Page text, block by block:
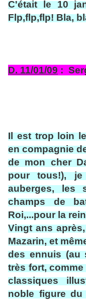
C'était le 10
Flp,flp,flp! Bla,
D. 11/01/09 :
Il est trop loin
en compagnie
de mon cher
pour tous!),
auberges, les
champs de
Roi,...pour la
Vingt ans
Mazarin, et
des ennuis (au
très fort,
classiques
noble figure du